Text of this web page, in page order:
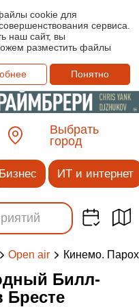
cookie для
сервиса.
наш сайт, вы
разместить файлы
Понятно
Выбрать
город
Бизнес ИТ и интернет
Open air Кинемо.
Билл-